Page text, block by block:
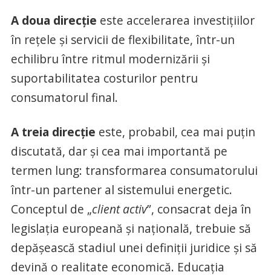
A doua direcție este accelerarea investițiilor
în rețele și servicii de flexibilitate, într-un
echilibru între ritmul modernizării și
suportabilitatea costurilor pentru
consumatorul final.
A treia direcție este, probabil, cea mai puțin
discutată, dar și cea mai importantă pe
termen lung: transformarea consumatorului
într-un partener al sistemului energetic.
Conceptul de „client activ”, consacrat deja în
legislația europeană și națională, trebuie să
depășească stadiul unei definiții juridice și să
devină o realitate economică. Educația